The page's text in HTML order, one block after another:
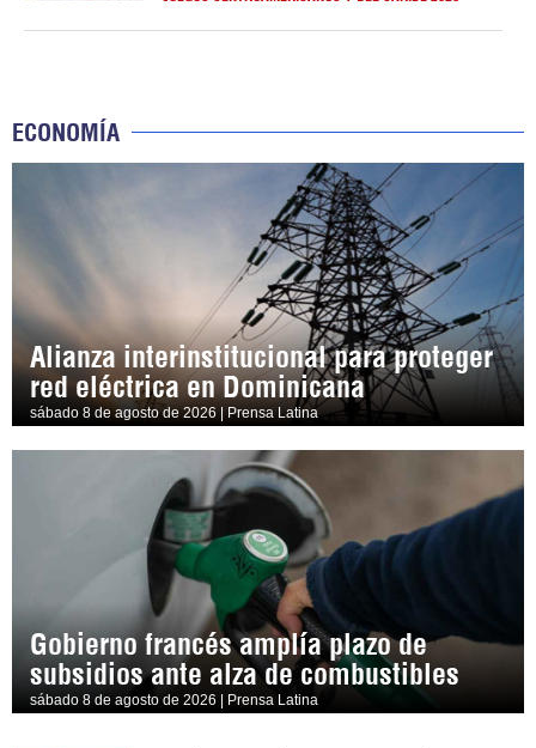
ECONOMÍA
Alianza interinstitucional para proteger
red eléctrica en Dominicana
sábado 8 de agosto de 2026 | Prensa Latina
Gobierno francés amplía plazo de
subsidios ante alza de combustibles
sábado 8 de agosto de 2026 | Prensa Latina